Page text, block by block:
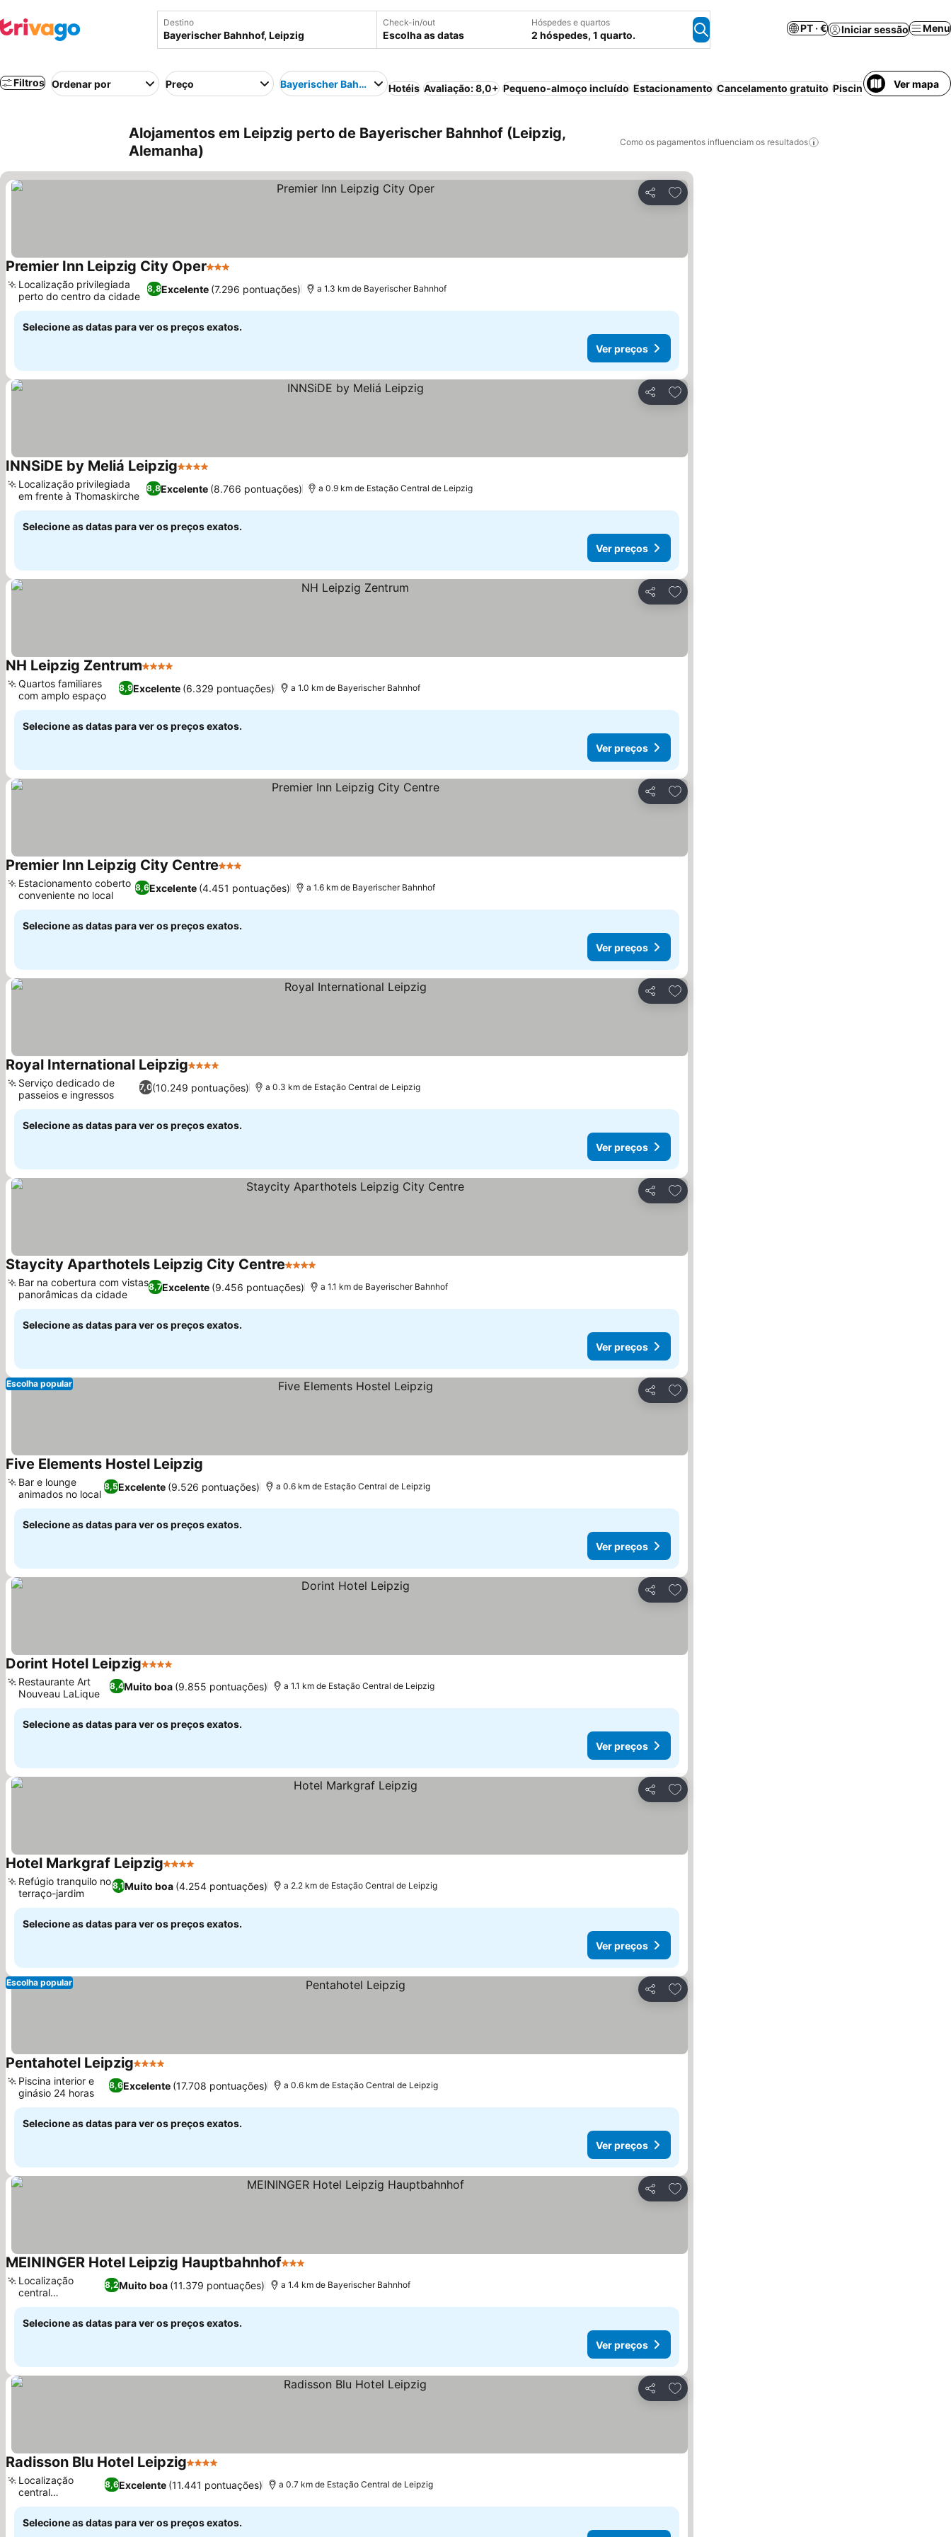
Destino Check-in/out
Escolha as datas
Hóspedes e quartos
2 hóspedes, 1 quarto.
PT · € Iniciar sessão Menu
Filtros Ordenar por Preço Bayerischer Bahnhof Hotéis Avaliação: 8,0+ Pequeno-almoço incluído Estacionamento Cancelamento gratuito Piscina Aparthotel Wi-
Ver mapa
Alojamentos em Leipzig perto de Bayerischer Bahnhof (Leipzig,
Alemanha)
Como os pagamentos influenciam os resultados
Partilhar
Adicionar aos favoritos
Premier Inn Leipzig City Oper3 Estrelas
8,8Excelente (7.296 pontuações)
Localização privilegiada
perto do centro da cidade
a 1.3 km de Bayerischer Bahnhof
Selecione as datas para ver os preços exatos.
Ver preços
Partilhar
Adicionar aos favoritos
INNSiDE by Meliá Leipzig4 Estrelas
8,8Excelente (8.766 pontuações)
Localização privilegiada
em frente à Thomaskirche
a 0.9 km de Estação Central de Leipzig
Selecione as datas para ver os preços exatos.
Ver preços
Partilhar
Adicionar aos favoritos
NH Leipzig Zentrum4 Estrelas
8,9Excelente (6.329 pontuações)
Quartos familiares
com amplo espaço
a 1.0 km de Bayerischer Bahnhof
Selecione as datas para ver os preços exatos.
Ver preços
Partilhar
Adicionar aos favoritos
Premier Inn Leipzig City Centre3 Estrelas
8,6Excelente (4.451 pontuações)
Estacionamento coberto
conveniente no local
a 1.6 km de Bayerischer Bahnhof
Selecione as datas para ver os preços exatos.
Ver preços
Partilhar
Adicionar aos favoritos
Royal International Leipzig4 Estrelas
7,0(10.249 pontuações)
Serviço dedicado de
passeios e ingressos
a 0.3 km de Estação Central de Leipzig
Selecione as datas para ver os preços exatos.
Ver preços
Partilhar
Adicionar aos favoritos
Staycity Aparthotels Leipzig City Centre4 Estrelas
8,7Excelente (9.456 pontuações)
Bar na cobertura com vistas
panorâmicas da cidade
a 1.1 km de Bayerischer Bahnhof
Selecione as datas para ver os preços exatos.
Ver preços
Partilhar
Adicionar aos favoritos
Escolha popular
Five Elements Hostel Leipzig
8,5Excelente (9.526 pontuações)
Bar e lounge
animados no local
a 0.6 km de Estação Central de Leipzig
Selecione as datas para ver os preços exatos.
Ver preços
Partilhar
Adicionar aos favoritos
Dorint Hotel Leipzig4 Estrelas
8,4Muito boa (9.855 pontuações)
Restaurante Art
Nouveau LaLique
a 1.1 km de Estação Central de Leipzig
Selecione as datas para ver os preços exatos.
Ver preços
Partilhar
Adicionar aos favoritos
Hotel Markgraf Leipzig4 Estrelas
8,1Muito boa (4.254 pontuações)
Refúgio tranquilo no
terraço-jardim
a 2.2 km de Estação Central de Leipzig
Selecione as datas para ver os preços exatos.
Ver preços
Partilhar
Adicionar aos favoritos
Escolha popular
Pentahotel Leipzig4 Estrelas
8,6Excelente (17.708 pontuações)
Piscina interior e
ginásio 24 horas
a 0.6 km de Estação Central de Leipzig
Selecione as datas para ver os preços exatos.
Ver preços
Partilhar
Adicionar aos favoritos
MEININGER Hotel Leipzig Hauptbahnhof3 Estrelas
8,2Muito boa (11.379 pontuações)
Localização
central
privilegiada
a 1.4 km de Bayerischer Bahnhof
Selecione as datas para ver os preços exatos.
Ver preços
Partilhar
Adicionar aos favoritos
Radisson Blu Hotel Leipzig4 Estrelas
8,6Excelente (11.441 pontuações)
Localização
central
privilegiada
a 0.7 km de Estação Central de Leipzig
Selecione as datas para ver os preços exatos.